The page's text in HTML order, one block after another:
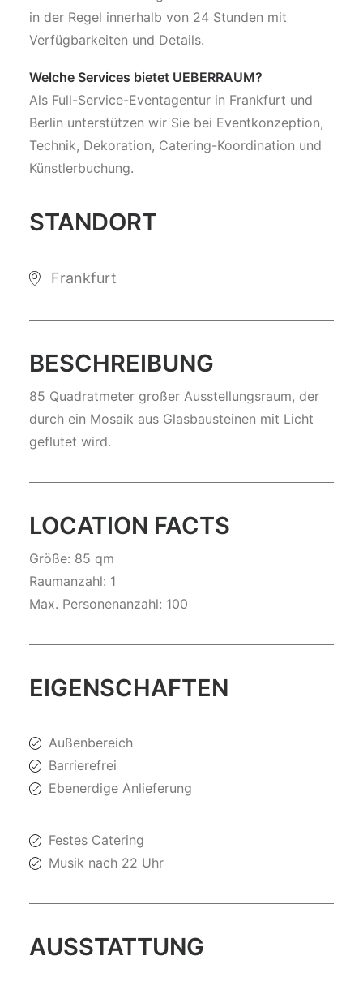
in der Regel innerhalb von 24 Stunden mit
Verfügbarkeiten und Details.
Welche Services bietet UEBERRAUM?
Als Full-Service-Eventagentur in Frankfurt und
Berlin unterstützen wir Sie bei Eventkonzeption,
Technik, Dekoration, Catering-Koordination und
Künstlerbuchung.
STANDORT
Frankfurt
BESCHREIBUNG
85 Quadrat­me­ter großer Ausstel­lungs­raum, der
durch ein Mosaik aus Glas­bau­stei­nen mit Licht
geflu­tet wird.
LOCATION FACTS
Größe: 85 qm
Raumanzahl: 1
Max. Personenanzahl: 100
EIGENSCHAFTEN
Außenbereich
Barrierefrei
Ebenerdige Anlieferung
Festes Catering
Musik nach 22 Uhr
AUSSTATTUNG